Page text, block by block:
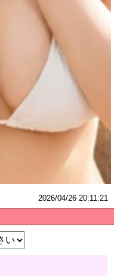
2026/04/26 20:11:21